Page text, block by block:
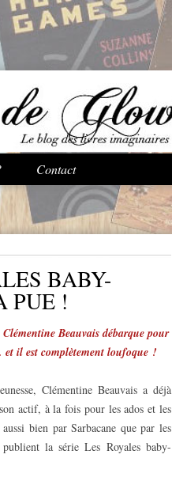
Contact
BABY-
PUE !
Beauvais débarque pour
et il est complètement loufoque !
Clémentine Beauvais a déjà
actif, à la fois pour les ados et les
bien par Sarbacane que par les
la série Les Royales baby-